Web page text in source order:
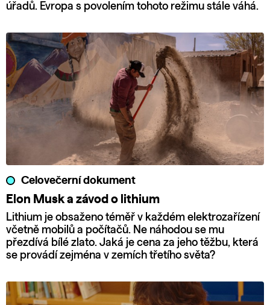
úřadů. Evropa s povolením tohoto režimu stále váhá.
Celovečerní dokument
Elon Musk a závod o lithium
Lithium je obsaženo téměř v každém elektrozařízení
včetně mobilů a počítačů. Ne náhodou se mu
přezdívá bílé zlato. Jaká je cena za jeho těžbu, která
se provádí zejména v zemích třetího světa?